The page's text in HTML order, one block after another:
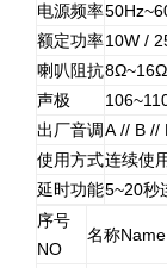
电源频率
额定功率10W /
喇叭阻抗8Ω~16Ω
声极
出厂音调A // B //
使用方式连续使
延时功能5~20秒
序号
NO
名称Name